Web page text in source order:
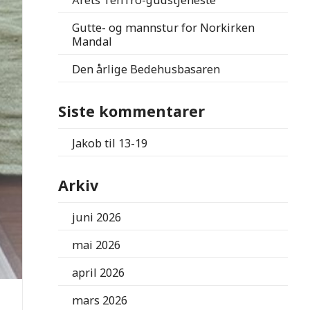
Gutte- og mannstur for Norkirken
Mandal
Den årlige Bedehusbasaren
Siste kommentarer
Jakobtil 13-19
Arkiv
juni 2026
mai 2026
april 2026
mars 2026